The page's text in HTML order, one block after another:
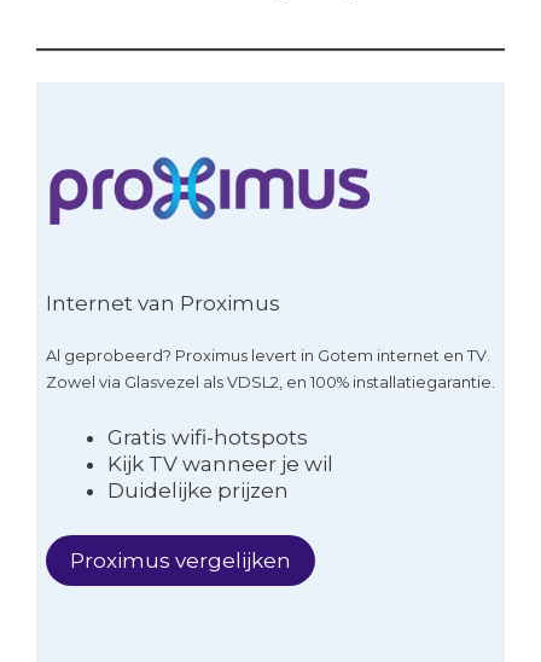
Internet van Proximus
Al geprobeerd? Proximus levert in Gotem internet en TV.
Zowel via Glasvezel als VDSL2, en 100% installatiegarantie.
Gratis wifi-hotspots
Kijk TV wanneer je wil
Duidelijke prijzen
Proximus vergelijken